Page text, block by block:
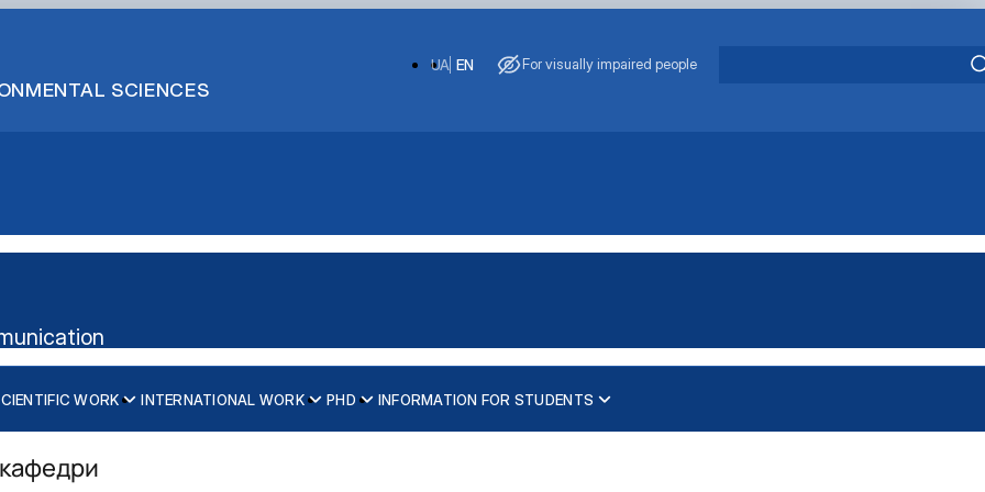
SCIENCES
EN
UA For visually impaired people
and…
WORK INTERNATIONAL WORK PHD INFORMATION FOR STUDENTS
кафедри